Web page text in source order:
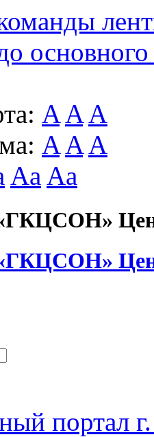
основного
A A A
A A A
Aa Aa
портал